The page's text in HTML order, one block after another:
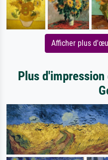
Afficher plus
Plus